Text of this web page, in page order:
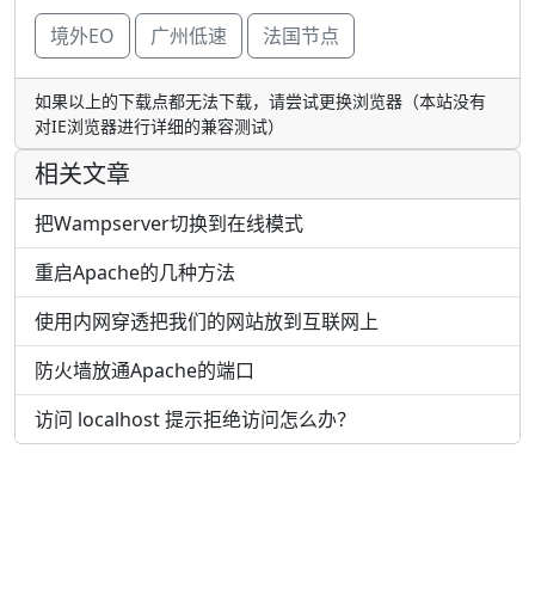
境外EO 广州低速 法国节点
如果以上的下载点都无法下载，请尝试更换浏览器（本站没有
对IE浏览器进行详细的兼容测试）
相关文章
把Wampserver切换到在线模式
重启Apache的几种方法
使用内网穿透把我们的网站放到互联网上
防火墙放通Apache的端口
访问 localhost 提示拒绝访问怎么办？